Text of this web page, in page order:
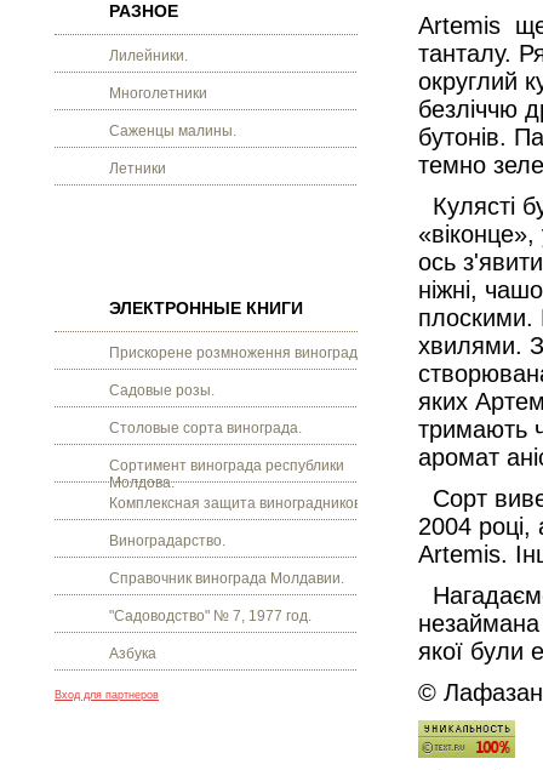
РАЗНОЕ
Лилейники.
Многолетники
Саженцы малины.
Летники
ЭЛЕКТРОННЫЕ КНИГИ
Прискорене розмноження винограду.
Садовые розы.
Столовые сорта винограда.
Сортимент винограда республики
Молдова.
Комплексная защита виноградников.
Виноградарство.
Справочник винограда Молдавии.
"Садоводство" № 7, 1977 год.
Азбука
Вход для партнеров
Artemis ще
танталу.
округлий
безліччю
бутонів.
темно
Кулясті
ось
ніжні,
плоскими.
хвилями.
яких
тримають
аромат
Сорт
2004
Artemis.
якої були
©